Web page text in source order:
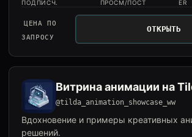
ПОДПИСЧ. ПРОСМ/ПОСТ ER
ЦЕНА ПО
ЗАПРОСУ
ОТКРЫТЬ
Витрина анимации на
@tilda_animation_showcase_ww
Вдохновение и примеры креативных
решений.